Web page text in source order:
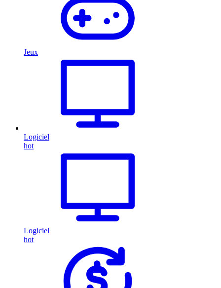
Jeux
Logiciel
hot
Logiciel
hot